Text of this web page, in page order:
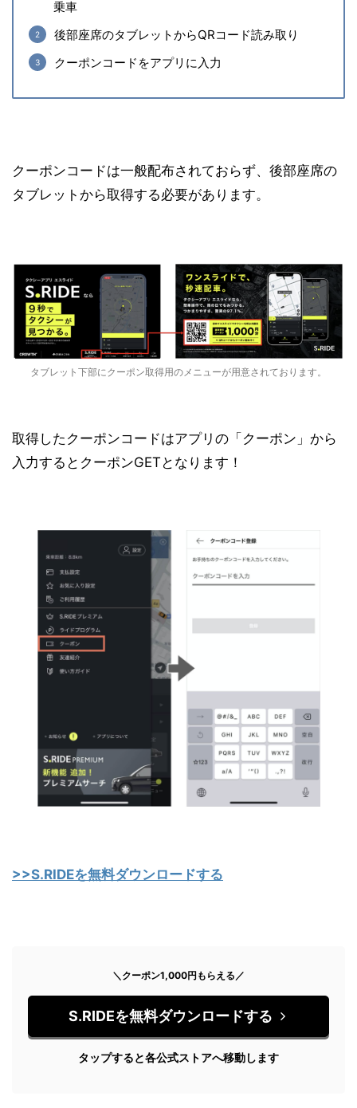
乗車
後部座席のタブレットからQRコード読み取り
クーポンコードをアプリに入力
クーポンコードは一般配布されておらず、後部座席の
タブレットから取得する必要があります。
タブレット下部にクーポン取得用のメニューが用意されております。
取得したクーポンコードはアプリの「クーポン」から
入力するとクーポンGETとなります！
>>S.RIDEを無料ダウンロードする
＼クーポン1,000円もらえる／
S.RIDEを無料ダウンロードする
タップすると各公式ストアへ移動します